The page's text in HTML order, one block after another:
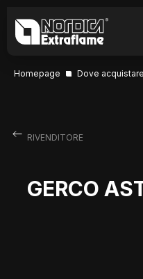
Homepage Dove acquistare
RIVENDITORE
GERCO